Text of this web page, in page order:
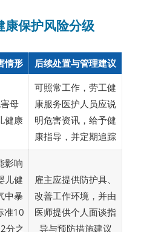
康保护风险分级
情形 后续处置与管理建议
母
健康
可照常工作，劳工健
康服务医护人员应说
明危害资讯，给予健
康指导，并定期追踪
影响
儿健
中暴
准10
分之
雇主应提供防护具、
改善工作环境，并由
医师提供个人面谈指
导与预防措施建议